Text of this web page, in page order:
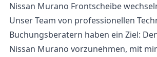
Nissan Murano Frontscheibe
Unser Team von professionellen
Buchungsberatern haben ein Ziel:
Nissan Murano vorzunehmen, mit